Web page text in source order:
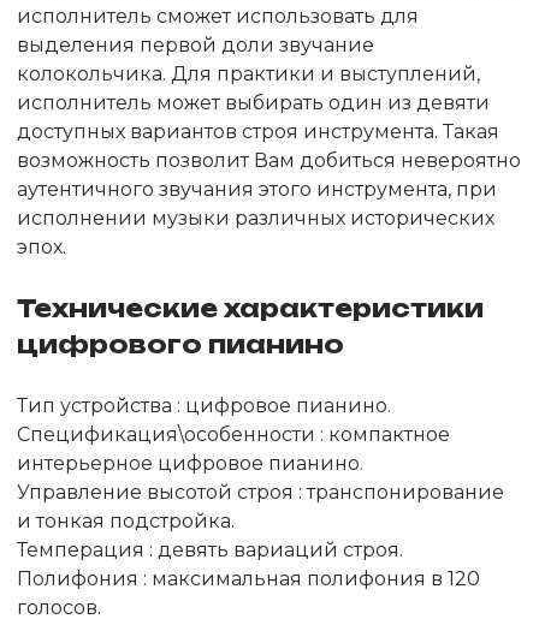
исполнитель сможет использовать для
выделения первой доли звучание
колокольчика. Для практики и выступлений,
исполнитель может выбирать один из девяти
доступных вариантов строя инструмента. Такая
возможность позволит Вам добиться невероятно
аутентичного звучания этого инструмента, при
исполнении музыки различных исторических
эпох.
Технические характеристики
цифрового пианино
Тип устройства : цифровое пианино.
Спецификация\особенности : компактное
интерьерное цифровое пианино.
Управление высотой строя : транспонирование
и тонкая подстройка.
Темперация : девять вариаций строя.
Полифония : максимальная полифония в 120
голосов.